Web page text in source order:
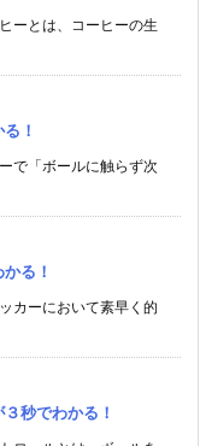
ーとは、コーヒーの生
！
で「ボールに触らず次
る！
カーにおいて素早く的
秒でわかる！